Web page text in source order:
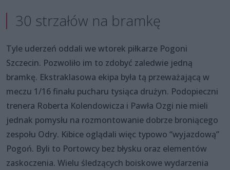
30 strzałów na bramkę
Tyle uderzeń oddali we wtorek piłkarze Pogoni
Szczecin. Pozwoliło im to zdobyć zaledwie jedną
bramkę. Ekstraklasowa ekipa była tą przeważającą w
meczu 1/16 finału pucharu tysiąca drużyn. Podopieczni
trenera Roberta Kolendowicza i Pawła Ozgi nie mieli
jednak pomysłu na rozmontowanie dobrze broniącego
zespołu Odry. Kibice oglądali więc typowo “wyjazdową”
Pogoń. Byli to Portowcy bez błysku oraz elementów
zaskoczenia. Wielu śledzących boiskowe wydarzenia